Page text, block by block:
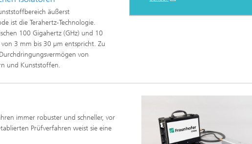
Separation und Reaktiver
äußerst
ist die Terahertz-Technologie.
100 Gigahertz (GHz) und 10
von 3 mm bis 30 µm entspricht. Zu
von
und Kunststoffen.
immer robuster und schneller, vor
Prüfverfahren weist sie eine